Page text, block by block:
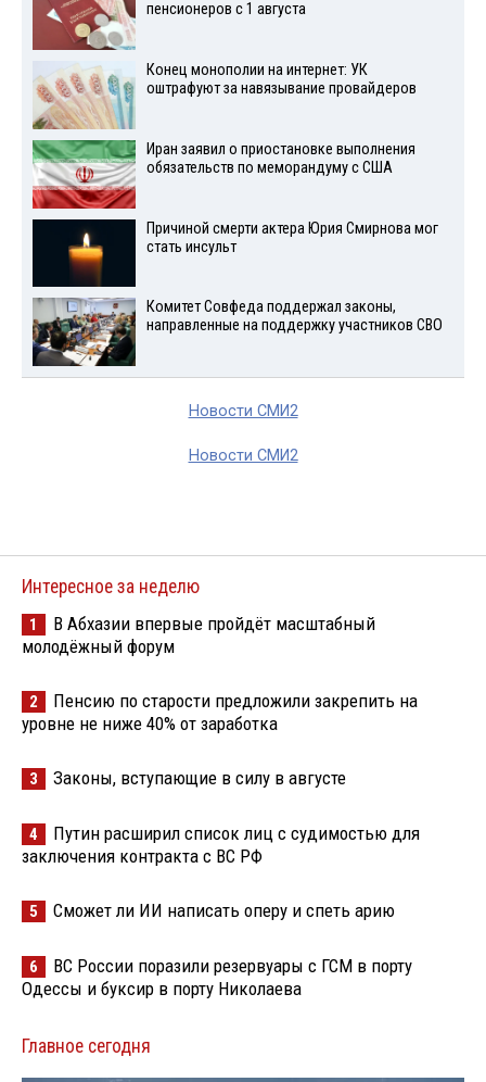
пенсионеров с 1 августа
Конец монополии на интернет: УК
оштрафуют за навязывание провайдеров
Иран заявил о приостановке выполнения
обязательств по меморандуму с США
Причиной смерти актера Юрия Смирнова мог
стать инсульт
Комитет Совфеда поддержал законы,
направленные на поддержку участников СВО
Новости СМИ2
Новости СМИ2
Интересное за неделю
1
В Абхазии впервые пройдёт масштабный
молодёжный форум
2
Пенсию по старости предложили закрепить на
уровне не ниже 40% от заработка
3 Законы, вступающие в силу в августе
4
Путин расширил список лиц с судимостью для
заключения контракта с ВС РФ
5 Сможет ли ИИ написать оперу и спеть арию
6
ВС России поразили резервуары с ГСМ в порту
Одессы и буксир в порту Николаева
Главное сегодня